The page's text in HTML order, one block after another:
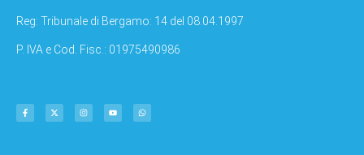
Reg: Tribunale di Bergamo: 14 del 08.04.1997
P. IVA e Cod. Fisc.: 01975490986